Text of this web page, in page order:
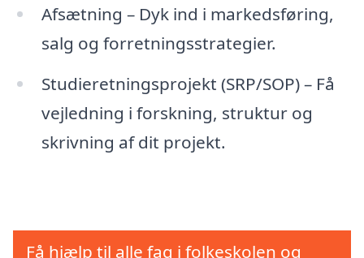
Afsætning – Dyk ind i markedsføring,
salg og forretningsstrategier.
Studieretningsprojekt (SRP/SOP) – Få
vejledning i forskning, struktur og
skrivning af dit projekt.
Få hjælp til alle fag i folkeskolen og